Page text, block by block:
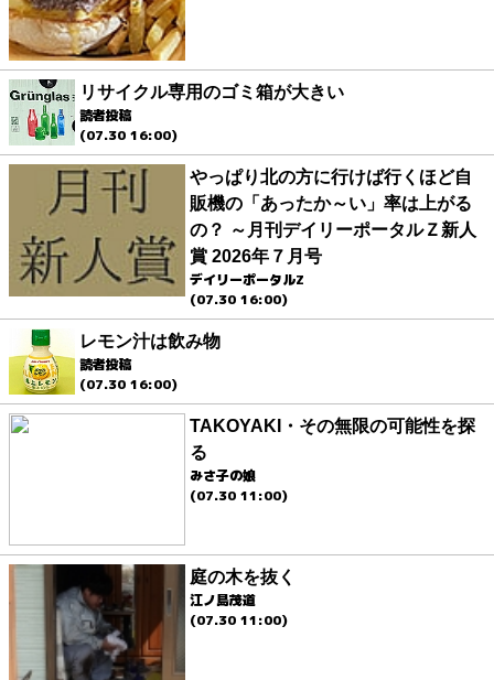
リサイクル専用のゴミ箱が大きい
読者投稿
(07.30 16:00)
やっぱり北の方に行けば行くほど自
販機の「あったか～い」率は上がる
の？ ～月刊デイリーポータルＺ新人
賞 2026年７月号
デイリーポータルZ
(07.30 16:00)
レモン汁は飲み物
読者投稿
(07.30 16:00)
TAKOYAKI・その無限の可能性を探
る
みさ子の娘
(07.30 11:00)
庭の木を抜く
江ノ島茂道
(07.30 11:00)